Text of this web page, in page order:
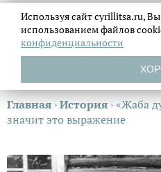
Главная ›История ›«Жаба
значит это выражение
Используя сайт cyrillitsa.ru, Вы
использованием файлов
конфиденциальности